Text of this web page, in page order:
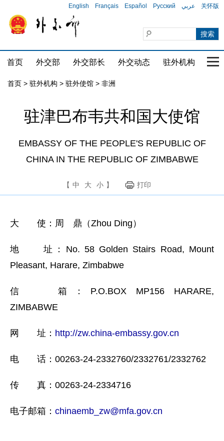
English Français Español Русский عربي 关怀版
首页 外交部 外交部长 外交动态 驻外机构 国
首页 > 驻外机构 > 驻外使馆 > 非洲
驻津巴布韦共和国大使馆
EMBASSY OF THE PEOPLE'S REPUBLIC OF
CHINA IN THE REPUBLIC OF ZIMBABWE
【 中 大 小 】 打印
大 使：周 鼎（Zhou Ding）
地 址：No. 58 Golden Stairs Road, Mount
Pleasant, Harare, Zimbabwe
信 箱：P.O.BOX MP156 HARARE,
ZIMBABWE
网 址： http://zw.china-embassy.gov.cn
电 话：00263-24-2332760/2332761/2332762
传 真：00263-24-2334716
电子邮箱： chinaemb_zw@mfa.gov.cn